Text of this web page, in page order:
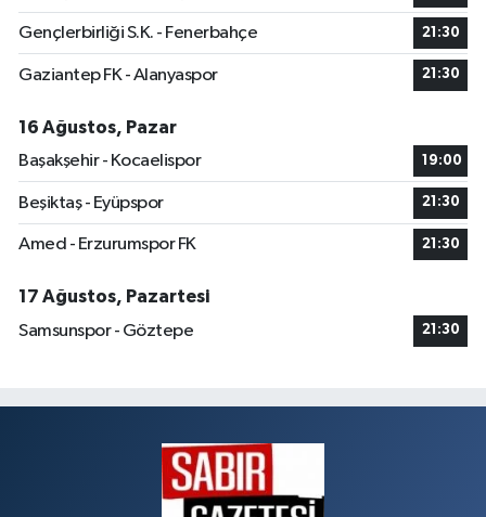
Gençlerbirliği S.K. - Fenerbahçe 21:30
Gaziantep FK - Alanyaspor 21:30
16 Ağustos, Pazar
Başakşehir - Kocaelispor
19:00
Beşiktaş - Eyüpspor 21:30
Amed - Erzurumspor FK 21:30
17 Ağustos, Pazartesi
Samsunspor - Göztepe
21:30